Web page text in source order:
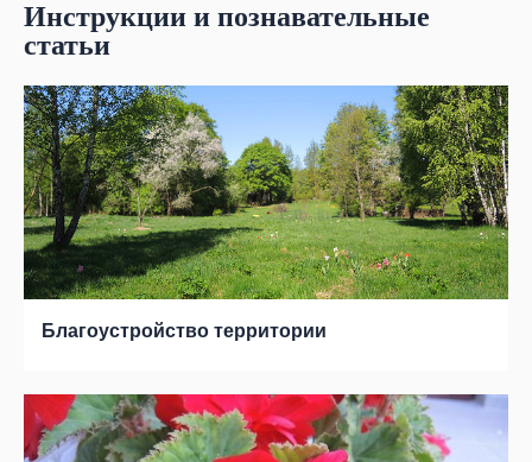
Инструкции и познавательные
статьи
Благоустройство территории